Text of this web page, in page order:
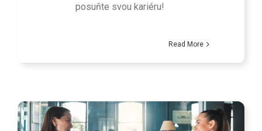
posuňte svou kariéru!
Read More